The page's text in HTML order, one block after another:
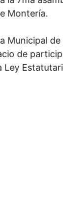
Montería.
Municipal
de
Ley